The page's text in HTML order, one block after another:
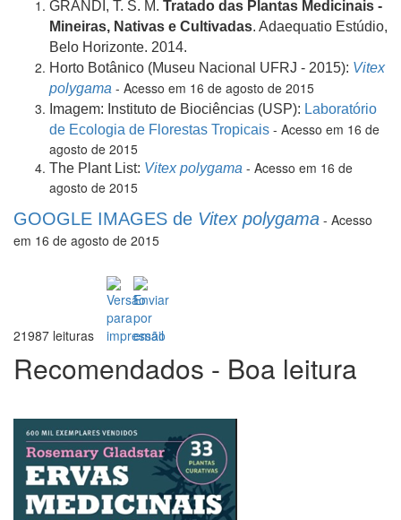
GRANDI, T. S. M. Tratado das Plantas Medicinais -
Mineiras, Nativas e Cultivadas. Adaequatio Estúdio,
Belo Horizonte. 2014.
Horto Botânico (Museu Nacional UFRJ - 2015): Vitex
polygama - Acesso em 16 de agosto de 2015
Imagem: Instituto de Biociências (USP): Laboratório
de Ecologia de Florestas Tropicais - Acesso em 16 de
agosto de 2015
The Plant List: Vitex polygama - Acesso em 16 de
agosto de 2015
GOOGLE IMAGES de Vitex polygama - Acesso
em 16 de agosto de 2015
21987 leituras
Recomendados - Boa leitura